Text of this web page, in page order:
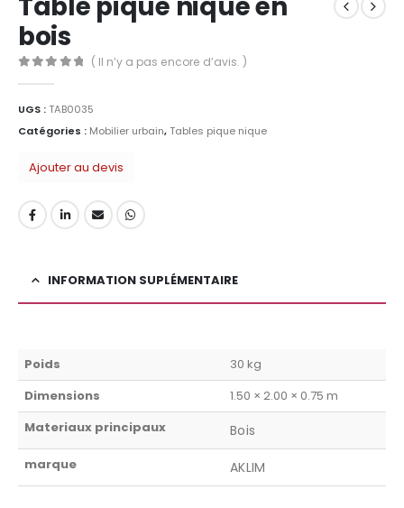
bois
( Il n’y a pas encore d’avis. )
UGS :TAB0035
Catégories : Mobilier urbain,Tables pique nique
Ajouter au devis
INFORMATION SUPLÉMENTAIRE
Poids
30 kg
Dimensions
1.50 × 2.00 × 0.75 m
Materiaux principaux
Bois
marque AKLIM